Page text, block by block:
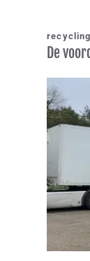
recycling
De